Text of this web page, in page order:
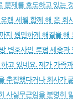
문제를 호도하고 있는
랜 세월 함께 해 온 회
지 원만하게 해결을 해
변호사인 로펌 세종과
고 있네요. 제가 가족
추진했다거나 회사가
사실무근임을 분명히